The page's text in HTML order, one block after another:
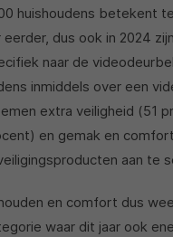
huishoudens betekent
dus ook in 2024
naar de
inmiddels over een
extra veiligheid (51
en gemak en
aan te
en comfort dus
waar dit jaar ook